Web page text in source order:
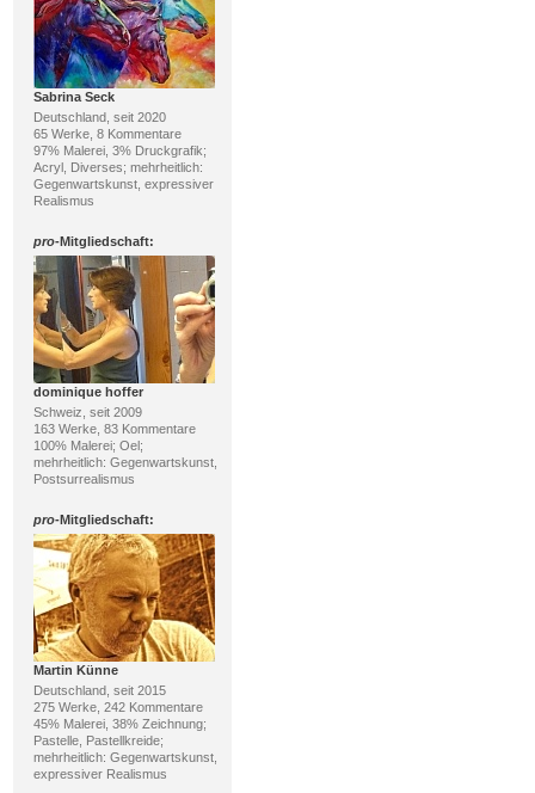
Sabrina Seck
Deutschland, seit 2020
65 Werke, 8 Kommentare
97% Malerei, 3% Druckgrafik;
Acryl, Diverses; mehrheitlich:
Gegenwartskunst, expressiver
Realismus
pro-Mitgliedschaft:
dominique hoffer
Schweiz, seit 2009
163 Werke, 83 Kommentare
100% Malerei; Oel;
mehrheitlich: Gegenwartskunst,
Postsurrealismus
pro-Mitgliedschaft:
Martin Künne
Deutschland, seit 2015
275 Werke, 242 Kommentare
45% Malerei, 38% Zeichnung;
Pastelle, Pastellkreide;
mehrheitlich: Gegenwartskunst,
expressiver Realismus